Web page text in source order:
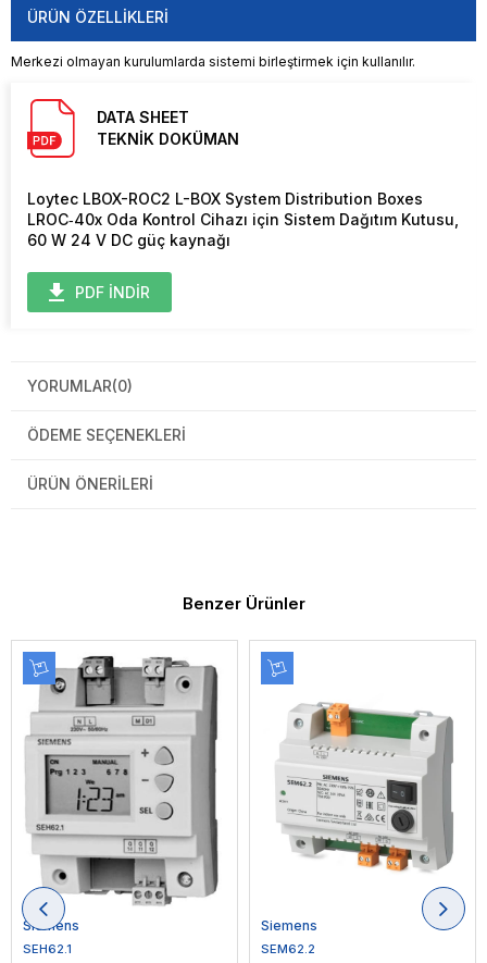
ÜRÜN ÖZELLIKLERI
Merkezi olmayan kurulumlarda sistemi birleştirmek için kullanılır.
DATA SHEET
TEKNİK DOKÜMAN
Loytec LBOX-ROC2 L-BOX System Distribution Boxes
LROC‑40x Oda Kontrol Cihazı için Sistem Dağıtım Kutusu,
60 W 24 V DC güç kaynağı
PDF İNDİR
YORUMLAR(0)
ÖDEME SEÇENEKLERI
ÜRÜN ÖNERILERI
Benzer Ürünler
Siemens
SEH62.1
Siemens
SEM62.2